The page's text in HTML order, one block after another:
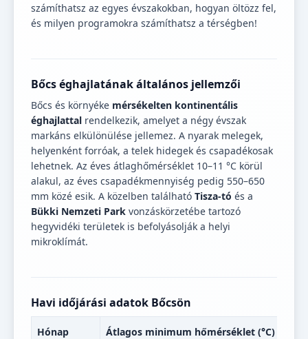
számíthatsz az egyes évszakokban, hogyan öltözz fel,
és milyen programokra számíthatsz a térségben!
Bőcs éghajlatának általános jellemzői
Bőcs és környéke mérsékelten kontinentális
éghajlattal rendelkezik, amelyet a négy évszak
markáns elkülönülése jellemez. A nyarak melegek,
helyenként forróak, a telek hidegek és csapadékosak
lehetnek. Az éves átlaghőmérséklet 10–11 °C körül
alakul, az éves csapadékmennyiség pedig 550–650
mm közé esik. A közelben található Tisza-tó és a
Bükki Nemzeti Park vonzáskörzetébe tartozó
hegyvidéki területek is befolyásolják a helyi
mikroklímát.
Havi időjárási adatok Bőcsön
Hónap Átlagos minimum hőmérséklet (°C)